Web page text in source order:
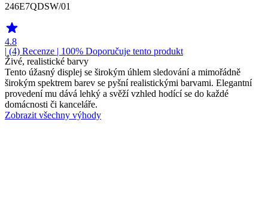
246E7QDSW/01
4.8
| (4) Recenze | 100% Doporučuje tento produkt
Živé, realistické barvy
Tento úžasný displej se širokým úhlem sledování a mimořádně
širokým spektrem barev se pyšní realistickými barvami. Elegantní
provedení mu dává lehký a svěží vzhled hodící se do každé
domácnosti či kanceláře.
Zobrazit všechny výhody